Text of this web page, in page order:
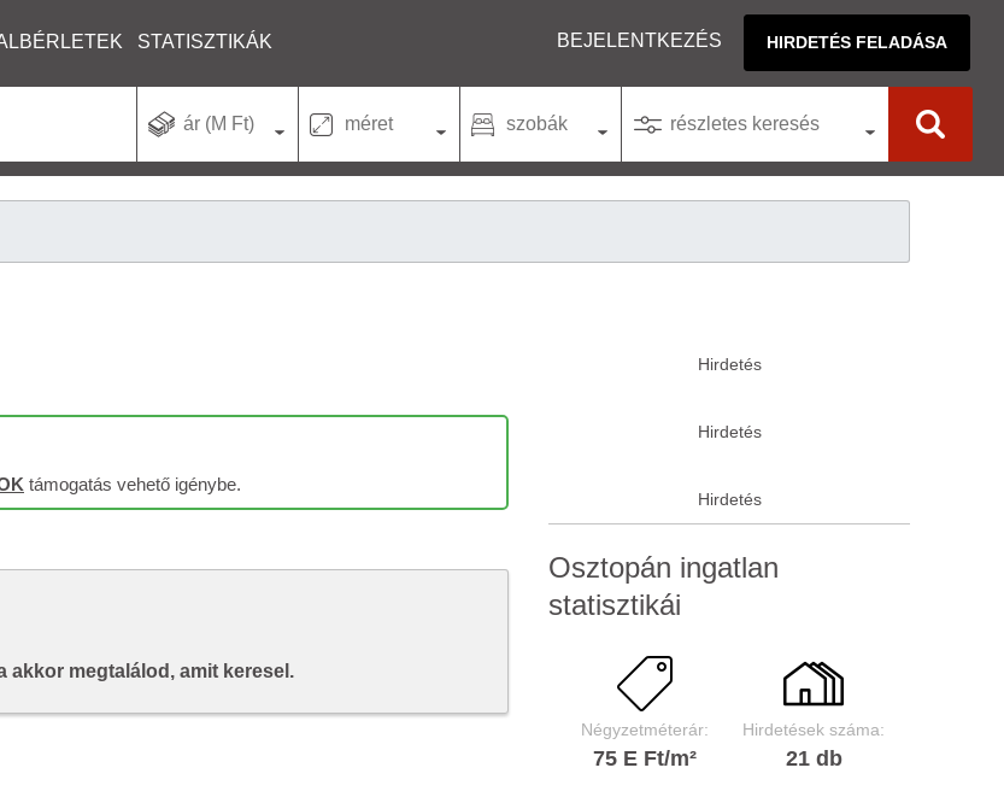
STATISZTIKÁK BEJELENTKEZÉS HIRDETÉS FELADÁSA
ár (M Ft) méret szobák részletes keresés
támogatás vehető igénybe.
akkor megtalálod, amit keresel.
Osztopán ingatlan
statisztikái
Négyzetméterár:
75 E Ft/m²
Hirdetések száma:
21 db